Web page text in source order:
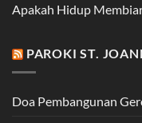
Apakah Hidup
PAROKI ST.
Doa Pembangunan